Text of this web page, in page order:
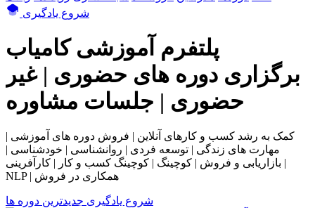
شروع یادگیری
پلتفرم آموزشی کامیاب
برگزاری دوره های حضوری | غیر
حضوری | جلسات مشاوره
کمک به رشد کسب و کارهای آنلاین | فروش دوره های آموزشی |
مهارت های زندگی | توسعه فردی | روانشناسی | خودشناسی |
بازاریابی و فروش | کوچینگ | کوچینگ کسب و کار | کارآفرینی |
NLP | همکاری در فروش
شروع یادگیری جدیدترین دوره ها